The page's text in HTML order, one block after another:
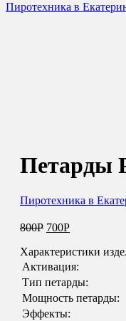
Пиротехника в
Петарды
Пиротехника в
800Р 700Р
Характеристики
Активация:
Тип петарды:
Мощность петарды:
Эффекты: